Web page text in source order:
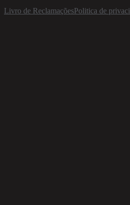
Livro de ReclamaçõesPolitica de